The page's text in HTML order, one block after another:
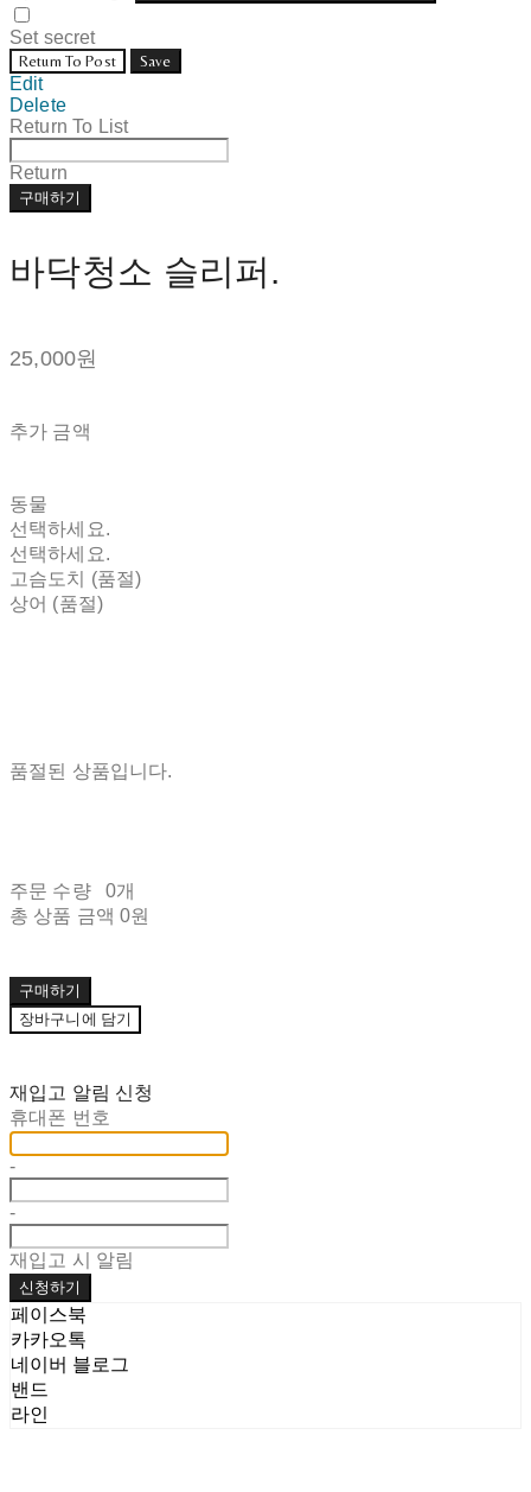
Set secret
Return To Post Save
Edit
Delete
Return To List
Return
구매하기
바닥청소 슬리퍼.
25,000원
추가 금액
동물
선택하세요.
선택하세요.
고슴도치 (품절)
상어 (품절)
품절된 상품입니다.
주문 수량
0개
총 상품 금액 0원
구매하기
장바구니에 담기
재입고 알림 신청
휴대폰 번호
-
-
재입고 시 알림
신청하기
페이스북
카카오톡
네이버 블로그
밴드
라인